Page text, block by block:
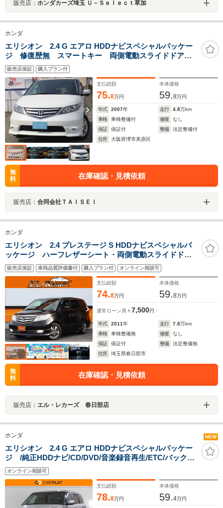
販売店： ホンダカーズ埼玉 Ｕ－Ｓｅｌｅｃｔ草加
ホンダ
エリシオン 2.4 G エアロ HDDナビスペシャルパッケー
ジ 修復歴無 スマートキー 両側電動スライドドア
HDDナビ ETC バックカメラ HIDヘッドライト フ
ロントフォグライト アルミホイール CD DVD 集中
ロック オールオートパワーウィンドウ 運転助手席エ
アバック
販売店保証 購入プラン付
支払総額
75.8万円
本体価格
59.8万円
年式 2007年 走行 4.8万km
車検
車検整備付 修復
なし
保証
保証付 整備
法定整備付
住所
大阪府堺市美原区
無
料
在庫確認・見積依頼
販売店： 合同会社ＴＡＩＳＥＩ
ホンダ
エリシオン 2.4 プレステージ S HDDナビスペシャルパ
ッケージ ハーフレザーシート・両側電動スライドド
ア・フリップダウンモニター・バックカメラ・スマート
キー・ウッドコンビハンドル・ETC・HIDヘッドライト・
オートA/C・HDDナビ・ドアバイザー・純正17インチア
販売店保証 車両品質評価書付 購入プラン付 オンライン相談可
支払総額
74.8万円
本体価格
59.8万円
通常ローン 月々7,500円
年式 2011年 走行 7.8万km
車検
車検整備無 修復
なし
保証
保証付 整備
法定整備無
住所
埼玉県春日部市
無
料
在庫確認・見積依頼
販売店： エル・レカーズ 春日部店
ホンダ NEW
エリシオン 2.4 G エアロ HDDナビスペシャルパッケー
ジ /純正HDDナビ/CD/DVD/音楽録音再生/ETC/バックカ
メラ/後席モニター/電動格納ミラー/両側電動スライドド
ア/キーレス/ディスチャージヘッドライト/エアコン/パワ
ーステアリング/ABS/
オンライン相談可
支払総額
78.8万円
本体価格
59.4万円